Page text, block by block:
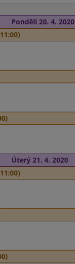
Pondělí 20. 4. 2020
Úterý 21. 4. 2020